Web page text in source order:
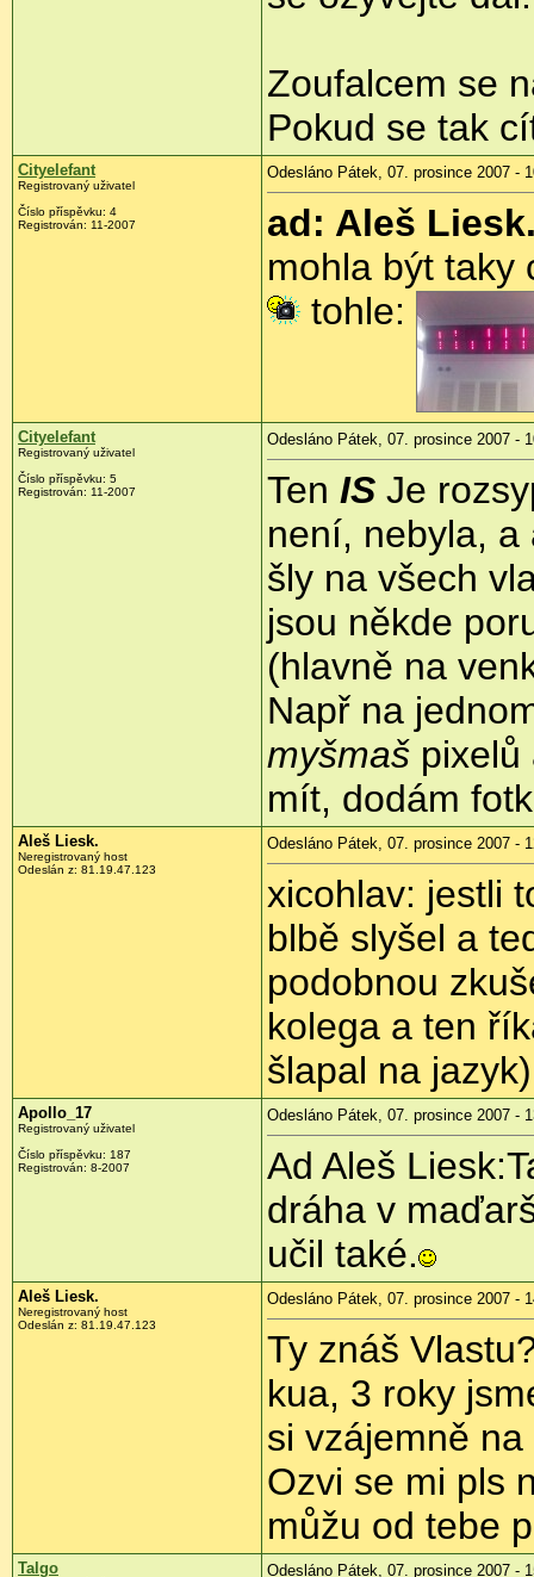
Zoufalcem se
Pokud se tak
Cityelefant
Registrovaný uživatel
Číslo příspěvku: 4
Registrován: 11-2007
Odesláno Pátek, 07. prosince 2007 -
ad: Aleš
mohla být taky
tohle:
Cityelefant
Registrovaný uživatel
Číslo příspěvku: 5
Registrován: 11-2007
Odesláno Pátek, 07. prosince 2007 -
Ten IS Je
není, nebyla, a
šly na všech
jsou někde
(hlavně na
Např na
myšmaš pixelů
mít, dodám
Aleš Liesk.
Neregistrovaný host
Odeslán z: 81.19.47.123
Odesláno Pátek, 07. prosince 2007 -
xicohlav: jestli
blbě slyšel a
podobnou
kolega a ten
šlapal na
Apollo_17
Registrovaný uživatel
Číslo příspěvku: 187
Registrován: 8-2007
Odesláno Pátek, 07. prosince 2007 -
Ad Aleš
dráha v
učil také.
Aleš Liesk.
Neregistrovaný host
Odeslán z: 81.19.47.123
Odesláno Pátek, 07. prosince 2007 -
Ty znáš
kua, 3 roky
si vzájemně
Ozvi se mi pls
můžu od tebe
Talgo Odesláno Pátek, 07. prosince 2007 -